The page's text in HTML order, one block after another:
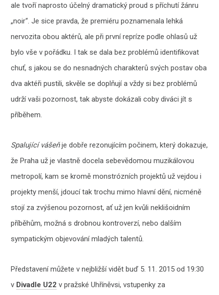
ale tvoří naprosto účelný dramatický proud s příchutí žánru
„noir“. Je sice pravda, že premiéru poznamenala lehká
nervozita obou aktérů, ale při první repríze podle ohlasů už
bylo vše v pořádku. I tak se dala bez problémů identifikovat
chuť, s jakou se do nesnadných charakterů svých postav oba
dva aktéři pustili, skvěle se doplňují a vždy si bez problémů
udrží vaši pozornost, tak abyste dokázali coby diváci jít s
příběhem.
Spalující vášeňje dobře rezonujícím počinem, který dokazuje,
že Praha už je vlastně docela sebevědomou muzikálovou
metropolí, kam se kromě monstrózních projektů už vejdou i
projekty menší, jdoucí tak trochu mimo hlavní dění, nicméně
stojí za zvýšenou pozornost, ať už jen kvůli neklišoidním
příběhům, možná s drobnou kontroverzí, nebo dalším
sympatickým objevování mladých talentů.
Představení můžete v nejbližší vidět buď 5. 11. 2015 od 19:30
v Divadle U22 v pražské Uhříněvsi, vstupenky za